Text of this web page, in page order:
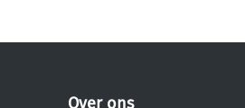
Over ons